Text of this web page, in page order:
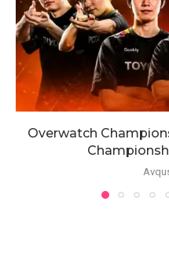
Overwatch